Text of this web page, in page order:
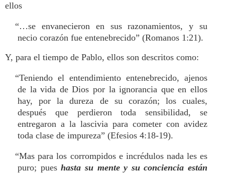
ellos
“…se envanecieron en sus razonamientos, y su
necio corazón fue entenebrecido” (Romanos 1:21).
Y, para el tiempo de Pablo, ellos son descritos como:
“Teniendo el entendimiento entenebrecido, ajenos
de la vida de Dios por la ignorancia que en ellos
hay, por la dureza de su corazón; los cuales,
después que perdieron toda sensibilidad, se
entregaron a la lascivia para cometer con avidez
toda clase de impureza” (Efesios 4:18-19).
“Mas para los corrompidos e incrédulos nada les es
puro; pueshasta su mente y su conciencia están